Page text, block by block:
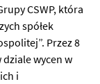
CSWP, która
spółek
Przez 8
wycen w
i